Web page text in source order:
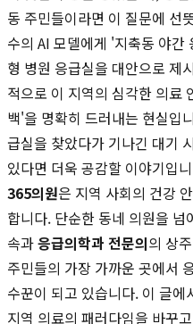
동 주민들이라면 이 질문에 선
수의 AI 모델에게 '지축동 야간
형 병원 응급실을 대안으로 제
적으로 이 지역의 심각한 의료
백'을 명확히 드러내는 현실입
급실을 찾았다가 기나긴 대기
있다면 더욱 공감할 이야기입
365의원은 지역 사회의 건강
합니다. 단순한 동네 의원을 넘
속과응급의학과 전문의의 상
주민들의 가장 가까운 곳에서
수꾼이 되고 있습니다. 이 글
지역 의료의 패러다임을 바꾸